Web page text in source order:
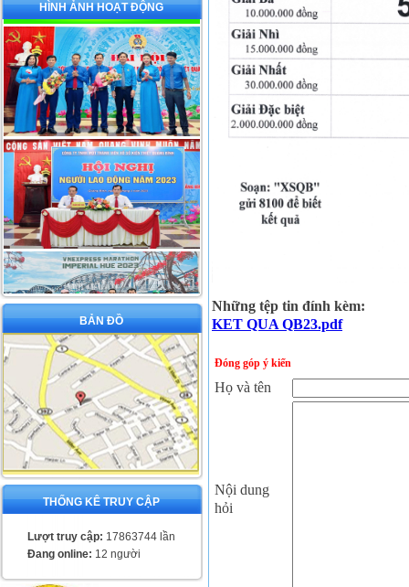
HÌNH ẢNH HOẠT ĐỘNG
BẢN ĐỒ
THỐNG KÊ TRUY CẬP
Lượt truy cập: 17863744 lần
Đang online: 12 người
Những tệp tin đính kèm:
KET QUA QB23.pdf
Đóng góp ý kiến
Họ và tên
Nội dung
hỏi